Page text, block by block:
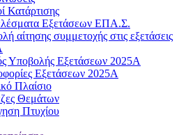
Κατάρτισης
Εξετάσεων ΕΠΑ.Σ.
αίτησης συμμετοχής στις εξετάσεις
Υποβολής Εξετάσεων 2025A
Εξετάσεων 2025Α
Πλαίσιο
Θεμάτων
Πτυχίου